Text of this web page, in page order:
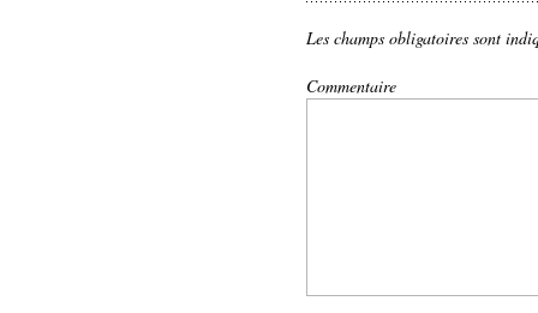
Les champs obligatoires sont
Commentaire